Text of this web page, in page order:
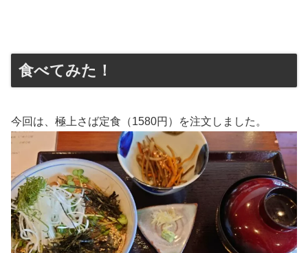
食べてみた！
今回は、極上さば定食（1580円）を注文しました。